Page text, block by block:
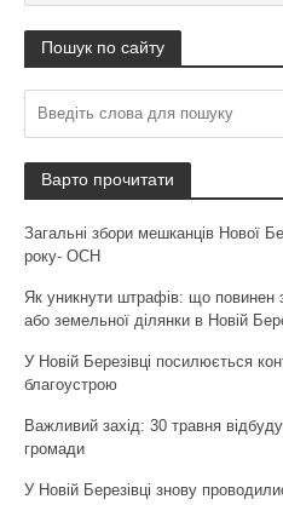
Пошук по сайту
Варто прочитати
Загальні збори мешканців Нової
року- ОСН
Як уникнути штрафів: що повинен
або земельної ділянки в Новій
У Новій Березівці посилюється
благоустрою
Важливий захід: 30 травня
громади
У Новій Березівці знову